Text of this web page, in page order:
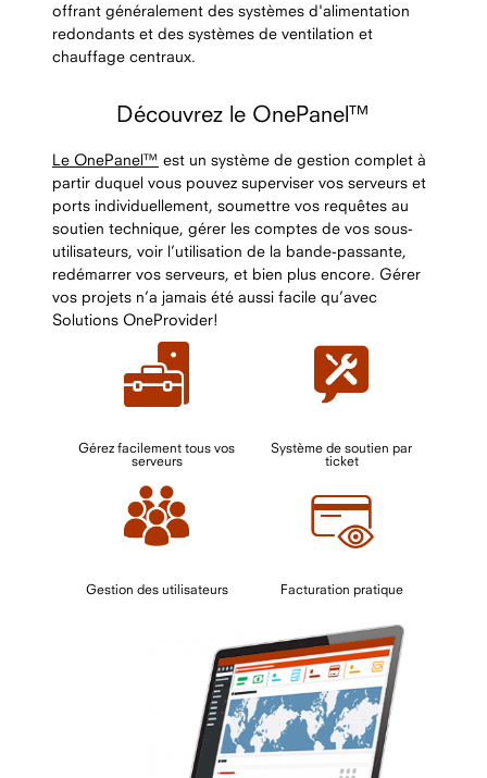
offrant généralement des systèmes d'alimentation
redondants et des systèmes de ventilation et
chauffage centraux.
Découvrez le OnePanel™
Le OnePanel™ est un système de gestion complet à
partir duquel vous pouvez superviser vos serveurs et
ports individuellement, soumettre vos requêtes au
soutien technique, gérer les comptes de vos sous-
utilisateurs, voir l’utilisation de la bande-passante,
redémarrer vos serveurs, et bien plus encore. Gérer
vos projets n’a jamais été aussi facile qu’avec
Solutions OneProvider!
Gérez facilement tous vos
serveurs
Système de soutien par
ticket
Gestion des utilisateurs Facturation pratique